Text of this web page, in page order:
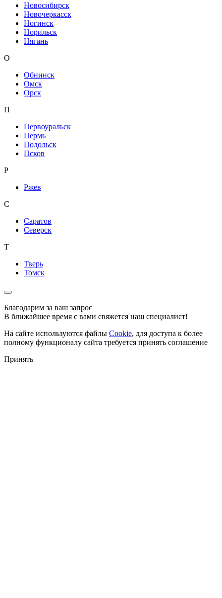
Новосибирск
Новочеркасск
Ногинск
Норильск
Нягань
О
Обнинск
Омск
Орск
П
Первоуральск
Пермь
Подольск
Псков
Р
Ржев
С
Саратов
Северск
Т
Тверь
Томск
Благодарим за ваш запрос
В ближайшее время с вами свяжется наш специалист!
На сайте используются файлы Cookie, для доступа к более
полному функционалу сайта требуется принять соглашение
Принять